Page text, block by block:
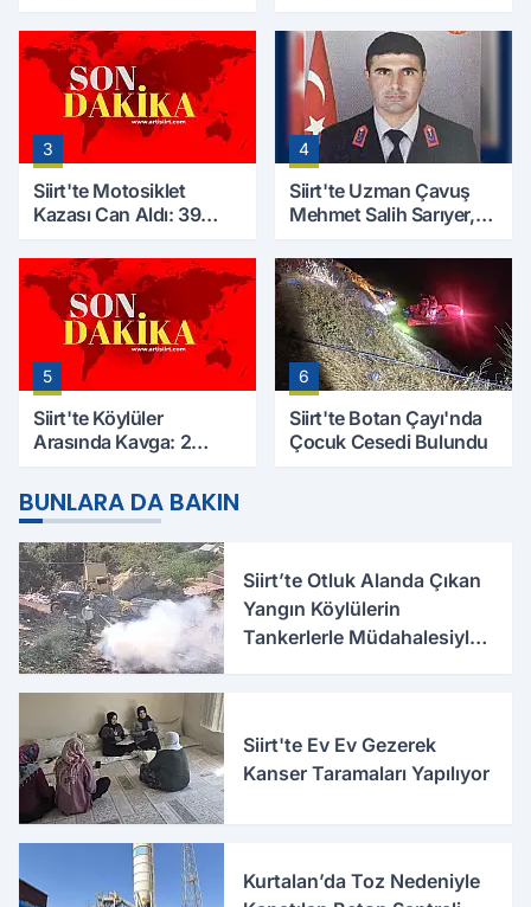
Çalışmaları Başlıyor
Kaybetti
3
Siirt'te Motosiklet
Kazası Can Aldı: 39
Hayatını Kaybetti
4
Siirt'te Uzman Çavuş
Mehmet Salih Sarıyer,
5
Siirt'te Köylüler
Arasında Kavga: 2
Ağır
6
Siirt'te Botan Çayı'nda
Çocuk Cesedi Bulundu
BUNLARA DA BAKIN
Siirt’te Otluk Alanda Çıkan
Yangın Köylülerin
Tankerlerle Müdahalesiyle
Siirt'te Ev Ev Gezerek
Kanser Taramaları Yapılıyor
Kurtalan’da Toz Nedeniyle